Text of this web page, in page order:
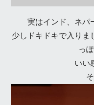
実はインド、ネパ
少しドキドキで入りま
っ
いい